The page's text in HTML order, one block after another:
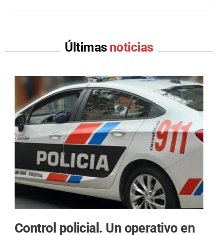
Últimas noticias
Control policial. Un operativo en